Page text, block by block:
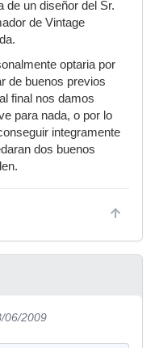
de un diseñor del Sr.
de Vintage
optaria por
de buenos previos
final nos damos
para nada, o por lo
integramente
dos buenos
06/2009